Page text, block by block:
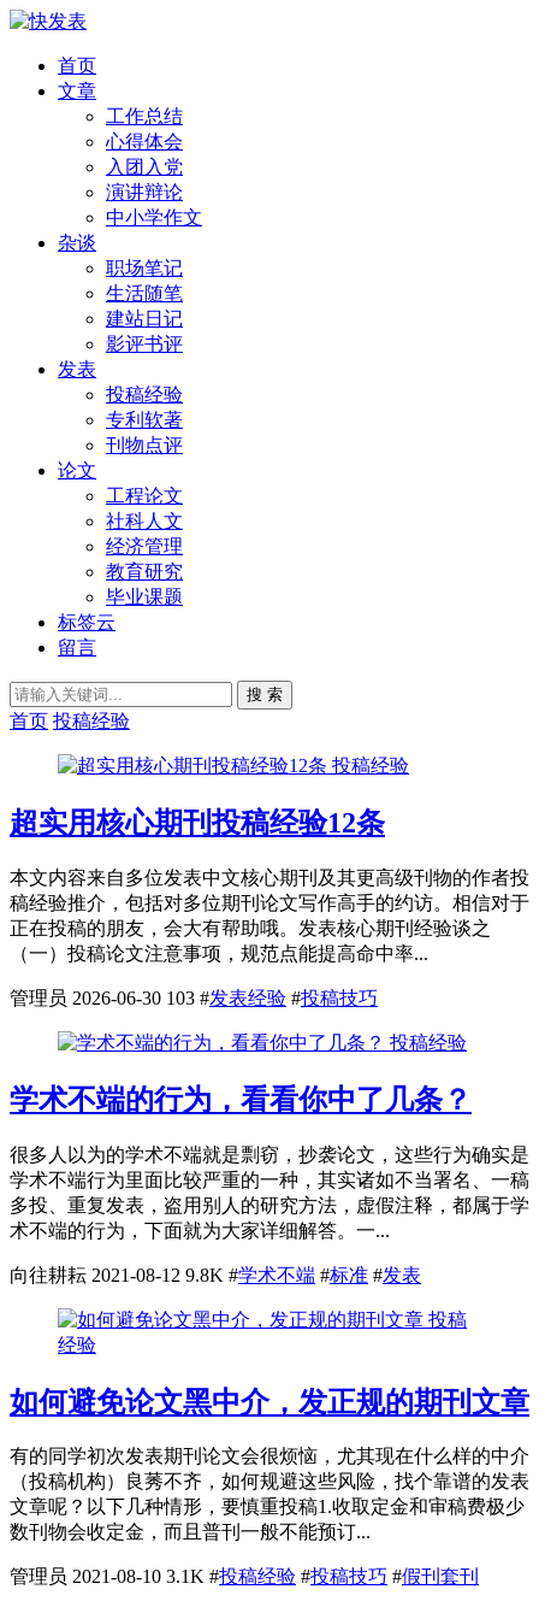
首页
文章
工作总结
心得体会
入团入党
演讲辩论
中小学作文
杂谈
职场笔记
生活随笔
建站日记
影评书评
发表
投稿经验
专利软著
刊物点评
论文
工程论文
社科人文
经济管理
教育研究
毕业课题
标签云
留言
搜 索
首页 投稿经验
投稿经验
超实用核心期刊投稿经验12条
本文内容来自多位发表中文核心期刊及其更高级刊物的作者投
稿经验推介，包括对多位期刊论文写作高手的约访。相信对于
正在投稿的朋友，会大有帮助哦。发表核心期刊经验谈之
（一）投稿论文注意事项，规范点能提高命中率...
管理员 2026-06-30 103 #发表经验 #投稿技巧
投稿经验
学术不端的行为，看看你中了几条？
很多人以为的学术不端就是剽窃，抄袭论文，这些行为确实是
学术不端行为里面比较严重的一种，其实诸如不当署名、一稿
多投、重复发表，盗用别人的研究方法，虚假注释，都属于学
术不端的行为，下面就为大家详细解答。一...
向往耕耘 2021-08-12 9.8K #学术不端 #标准 #发表
投稿
经验
如何避免论文黑中介，发正规的期刊文章
有的同学初次发表期刊论文会很烦恼，尤其现在什么样的中介
（投稿机构）良莠不齐，如何规避这些风险，找个靠谱的发表
文章呢？以下几种情形，要慎重投稿1.收取定金和审稿费极少
数刊物会收定金，而且普刊一般不能预订...
管理员 2021-08-10 3.1K #投稿经验 #投稿技巧 #假刊套刊